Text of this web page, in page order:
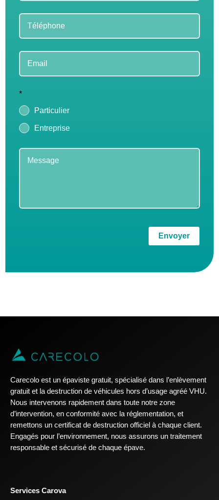
*
Particulier
Entreprise
Envoyer
Carecolo est un épaviste gratuit, spécialisé dans l’enlèvement
gratuit et la destruction de véhicules hors d’usage agréé VHU.
Nous intervenons rapidement dans toute notre zone
d’intervention, en conformité avec la réglementation, et
remettons un certificat de destruction officiel à chaque client.
Engagés pour l’environnement, nous assurons un traitement
responsable et sécurisé de chaque épave.
Services Carova